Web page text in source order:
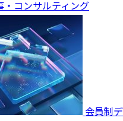
・コンサルティング
会員制デ